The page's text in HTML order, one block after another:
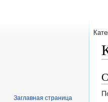
к
к
Заглавная страница